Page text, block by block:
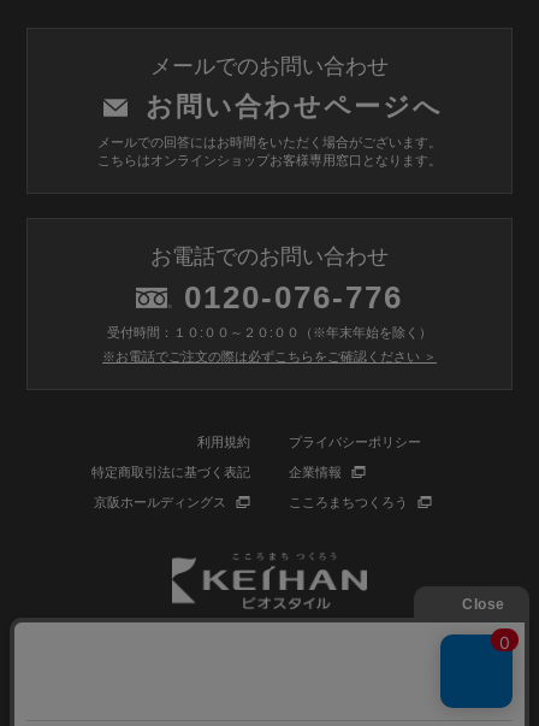
メールでのお問い合わせ
お問い合わせページへ
メールでの回答にはお時間をいただく場合がございます。
こちらはオンラインショップお客様専用窓口となります。
お電話でのお問い合わせ
0120-076-776
受付時間：１０:００～２０:００（※年末年始を除く）
※お電話でご注文の際は必ずこちらをご確認ください ＞
利用規約 プライバシーポリシー
特定商取引法に基づく表記 企業情報
京阪ホールディングス こころまちつくろう